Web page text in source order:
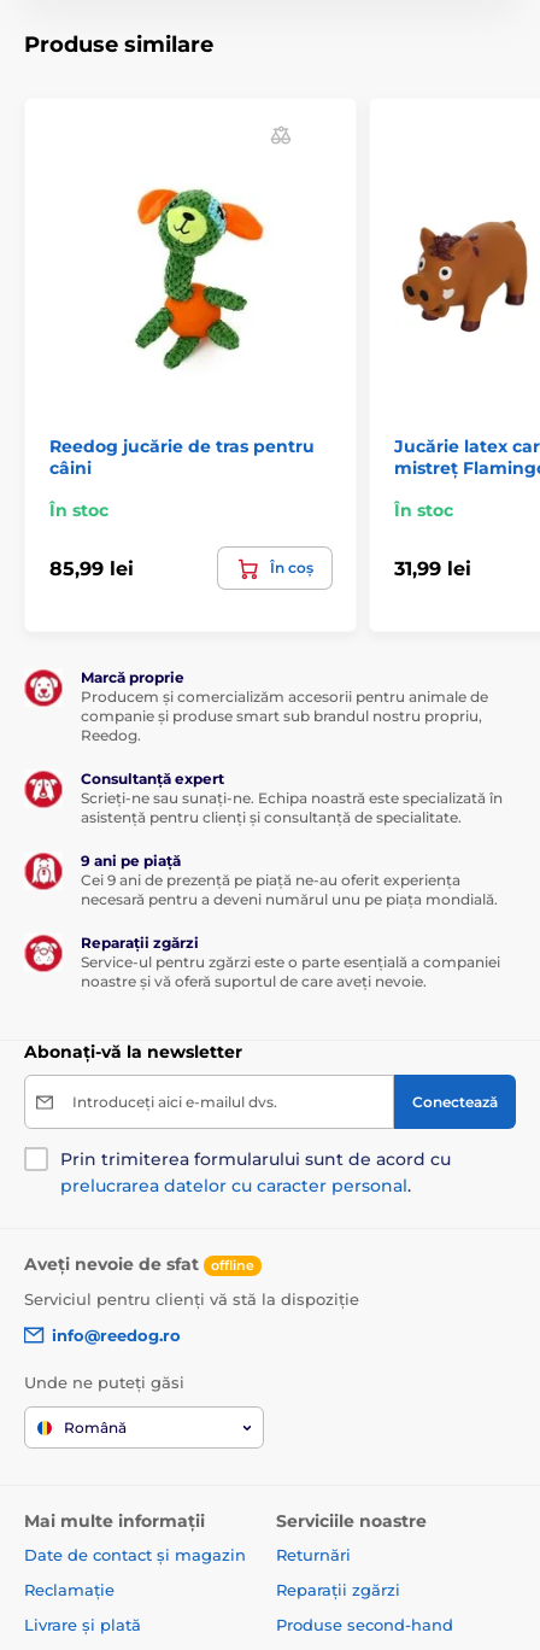
Jucării pentru câini Reedog
Produse similare
Reedog jucărie de tras pentru
câini
În stoc
85,99 lei În coș
Jucărie latex
mistreț
În stoc
31,99 lei
Marcă proprie
Producem și comercializăm accesorii pentru animale de
companie și produse smart sub brandul nostru propriu,
Reedog.
Consultanță expert
Scrieți-ne sau sunați-ne. Echipa noastră este specializată în
asistență pentru clienți și consultanță de specialitate.
9 ani pe piață
Cei 9 ani de prezență pe piață ne-au oferit experiența
necesară pentru a deveni numărul unu pe piața mondială.
Reparații zgărzi
Service-ul pentru zgărzi este o parte esențială a companiei
noastre și vă oferă suportul de care aveți nevoie.
Abonați-vă la newsletter
Introduceți aici e-mailul dvs. Conectează
Prin trimiterea formularului sunt de acord cu
prelucrarea datelor cu caracter personal.
Aveți nevoie de sfat offline
Serviciul pentru clienți vă stă la dispoziție
info@reedog.ro
Unde ne puteți găsi
Română
Mai multe informații
Date de contact și magazin
Reclamație
Livrare și plată
Serviciile noastre
Returnări
Reparații zgărzi
Produse second-hand